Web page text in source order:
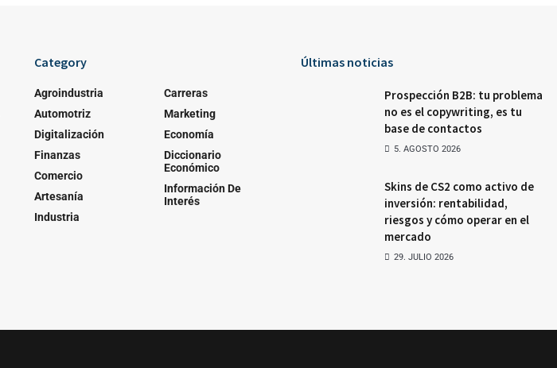
Category
Agroindustria
Automotriz
Digitalización
Finanzas
Comercio
Artesanía
Industria
Carreras
Marketing
Economía
Diccionario
Económico
Información De
Interés
Últimas noticias
Prospección B2B: tu problema
no es el copywriting, es tu
base de contactos
5. AGOSTO 2026
Skins de CS2 como activo de
inversión: rentabilidad,
riesgos y cómo operar en el
mercado
29. JULIO 2026